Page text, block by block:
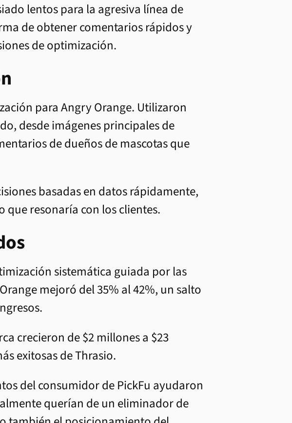
lentos para la agresiva línea de
de obtener comentarios rápidos y
de optimización.
para Angry Orange. Utilizaron
desde imágenes principales de
de dueños de mascotas que
basadas en datos rápidamente,
que resonaría con los clientes.
sistemática guiada por las
mejoró del 35% al 42%, un salto
crecieron de $2 millones a $23
exitosas de Thrasio.
del consumidor de PickFu ayudaron
querían de un eliminador de